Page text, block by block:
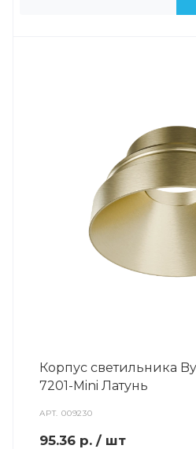
Корпус светильника
7201-Mini Латунь
АРТ.009230
95.36 р. / шт